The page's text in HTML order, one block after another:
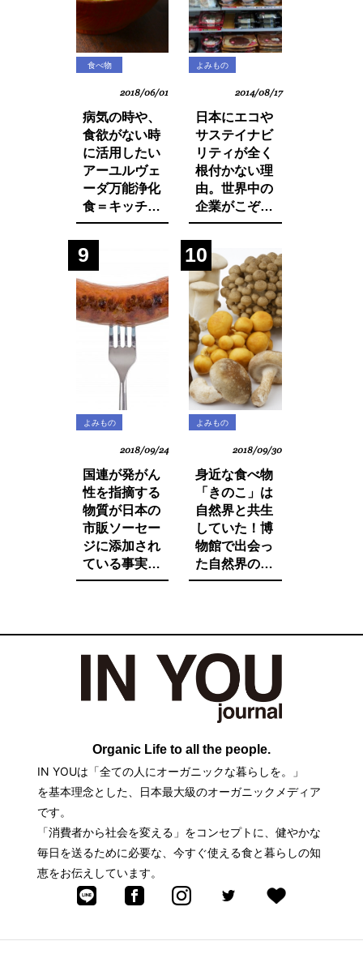
食べ物
2018/06/01
病気の時や、
食欲がない時
に活用したい
アーユルヴェ
ーダ万能浄化
食＝キッチャ
リーの作り方
よみもの
2014/08/17
日本にエコや
サステイナビ
リティが全く
根付かない理
由。世界中の
企業がこぞっ
て取り組む
SDGsへの遅
れ。それは日
本人・日本企
業と政府の意
識の低さにあ
った！
9
よみもの
2018/09/24
国連が発がん
性を指摘する
物質が日本の
市販ソーセー
ジに添加され
ている事実を
ご存知です
子供に食べさ
せたくないそ
の中身とは。
10
よみもの
2018/09/30
身近な食べ物
「きのこ」は
自然界と共生
していた！博
物館で出会っ
た自然界の法
則と栄養価が
Organic Life to all the people.
IN YOUは「全ての人にオーガニックな暮らしを。」
を基本理念とした、日本最大級のオーガニックメディア
です。
「消費者から社会を変える」をコンセプトに、健やかな
毎日を送るために必要な、今すぐ使える食と暮らしの知
恵をお伝えしています。